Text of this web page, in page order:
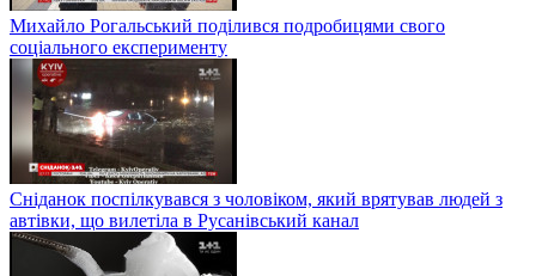
Михайло Рогальський поділився подробицями свого
соціального експерименту
Сніданок поспілкувався з чоловіком, який врятував людей з
автівки, що вилетіла в Русанівський канал